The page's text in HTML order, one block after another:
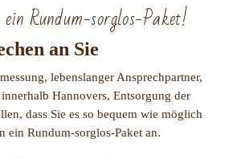
Rundum-sorglos-Paket!
an Sie
lebenslanger Ansprechpartner,
Hannovers, Entsorgung der
dass Sie es so bequem wie möglich
ein Rundum-sorglos-Paket an.